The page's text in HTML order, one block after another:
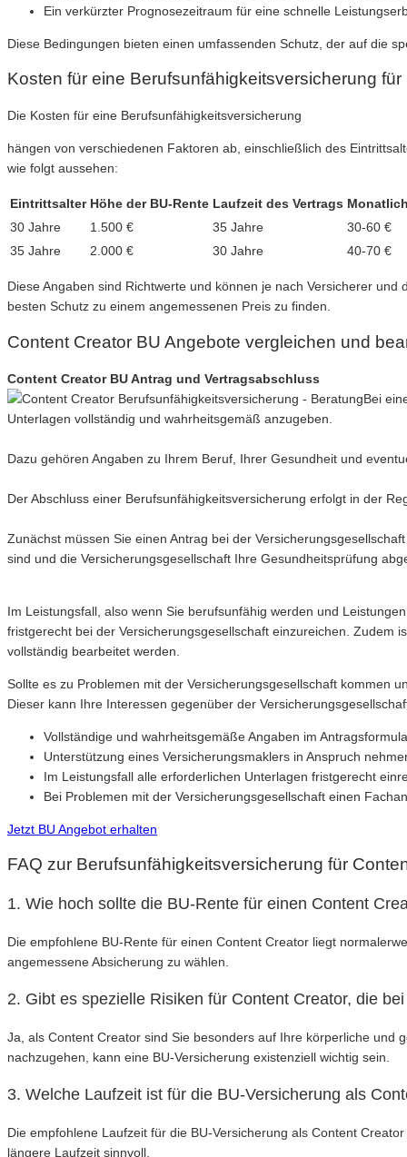
Ein verkürzter Prognosezeitraum für eine schnelle
Diese Bedingungen bieten einen umfassenden Schutz, der auf die
Kosten für eine Berufsunfähigkeitsversicherung
Die Kosten für eine Berufsunfähigkeitsversicherung
hängen von verschiedenen Faktoren ab, einschließlich des
wie folgt aussehen:
Eintrittsalter Höhe der BU-Rente Laufzeit des Vertrags
30 Jahre
1.500 € 35 Jahre
30-60 €
35 Jahre
2.000 € 30 Jahre 40-70 €
Diese Angaben sind Richtwerte und können je nach Versicherer
besten Schutz zu einem angemessenen Preis zu finden.
Content Creator BU Angebote vergleichen und
Content Creator BU Antrag und Vertragsabschluss
Bei
Unterlagen vollständig und wahrheitsgemäß anzugeben.
Dazu gehören Angaben zu Ihrem Beruf, Ihrer Gesundheit und
Der Abschluss einer Berufsunfähigkeitsversicherung erfolgt in der
Zunächst müssen Sie einen Antrag bei der
sind und die Versicherungsgesellschaft Ihre Gesundheitsprüfung
Im Leistungsfall, also wenn Sie berufsunfähig werden und
fristgerecht bei der Versicherungsgesellschaft einzureichen. Zudem
vollständig bearbeitet werden.
Sollte es zu Problemen mit der Versicherungsgesellschaft kommen
Dieser kann Ihre Interessen gegenüber der
Vollständige und wahrheitsgemäße Angaben im
Unterstützung eines Versicherungsmaklers in Anspruch
Im Leistungsfall alle erforderlichen Unterlagen fristgerecht
Bei Problemen mit der Versicherungsgesellschaft einen
Jetzt BU Angebot erhalten
FAQ zur Berufsunfähigkeitsversicherung für
1. Wie hoch sollte die BU-Rente für einen Content
Die empfohlene BU-Rente für einen Content Creator liegt
angemessene Absicherung zu wählen.
2. Gibt es spezielle Risiken für Content Creator, die
Ja, als Content Creator sind Sie besonders auf Ihre körperliche und
nachzugehen, kann eine BU-Versicherung existenziell wichtig sein.
3. Welche Laufzeit ist für die BU-Versicherung als
Die empfohlene Laufzeit für die BU-Versicherung als Content
längere Laufzeit sinnvoll.